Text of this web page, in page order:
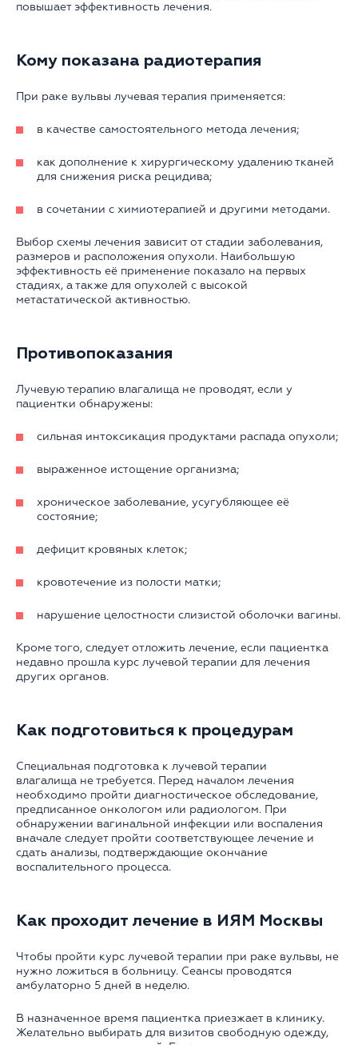
повышает эффективность лечения.
Кому показана радиотерапия
При раке вульвы лучевая терапия применяется:
в качестве самостоятельного метода лечения;
как дополнение к хирургическому удалению тканей
для снижения риска рецидива;
в сочетании с химиотерапией и другими методами.
Выбор схемы лечения зависит от стадии заболевания,
размеров и расположения опухоли. Наибольшую
эффективность её применение показало на первых
стадиях, а также для опухолей с высокой
метастатической активностью.
Противопоказания
Лучевую терапию влагалища не проводят, если у
пациентки обнаружены:
сильная интоксикация продуктами распада опухоли;
выраженное истощение организма;
хроническое заболевание, усугубляющее её
состояние;
дефицит кровяных клеток;
кровотечение из полости матки;
нарушение целостности слизистой оболочки вагины.
Кроме того, следует отложить лечение, если пациентка
недавно прошла курс лучевой терапии для лечения
других органов.
Как подготовиться к процедурам
Специальная подготовка к лучевой терапии
влагалища не требуется. Перед началом лечения
необходимо пройти диагностическое обследование,
предписанное онкологом или радиологом. При
обнаружении вагинальной инфекции или воспаления
вначале следует пройти соответствующее лечение и
сдать анализы, подтверждающие окончание
воспалительного процесса.
Как проходит лечение в ИЯМ Москвы
Чтобы пройти курс лучевой терапии при раке вульвы, не
нужно ложиться в больницу. Сеансы проводятся
амбулаторно 5 дней в неделю.
В назначенное время пациентка приезжает в клинику.
Желательно выбирать для визитов свободную одежду,